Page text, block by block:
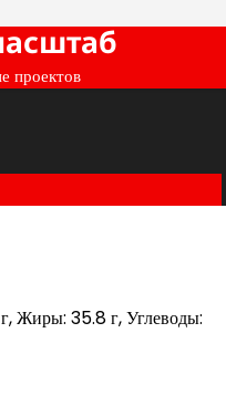
проектов
Жиры: 35.8 г, Углеводы: